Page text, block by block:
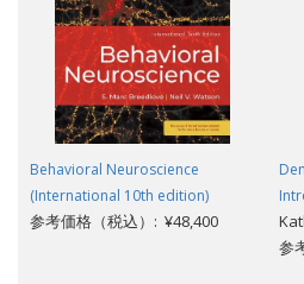
Behavioral Neuroscience
(International 10th edition)
参考価格（税込）: ¥48,400
参